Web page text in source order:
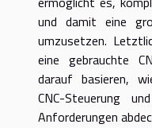
und damit eine
umzusetzen.
eine gebrauchte
darauf basieren,
CNC-Steuerung
Anforderungen